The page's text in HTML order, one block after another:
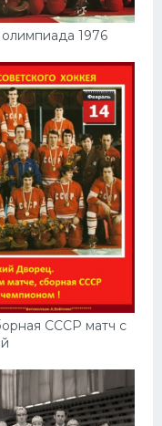
1976
СССР матч с